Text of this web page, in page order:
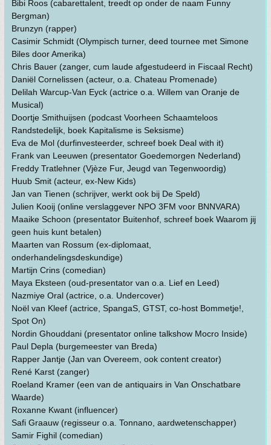
Bibi Roos (cabarettalent, treedt op onder de naam Funny
Bergman)
Brunzyn (rapper)
Casimir Schmidt (Olympisch turner, deed tournee met Simone
Biles door Amerika)
Chris Bauer (zanger, cum laude afgestudeerd in Fiscaal Recht)
Daniël Cornelissen (acteur, o.a. Chateau Promenade)
Delilah Warcup-Van Eyck (actrice o.a. Willem van Oranje de
Musical)
Doortje Smithuijsen (podcast Voorheen Schaamteloos
Randstedelijk, boek Kapitalisme is Seksisme)
Eva de Mol (durfinvesteerder, schreef boek Deal with it)
Frank van Leeuwen (presentator Goedemorgen Nederland)
Freddy Tratlehner (Vjèze Fur, Jeugd van Tegenwoordig)
Huub Smit (acteur, ex-New Kids)
Jan van Tienen (schrijver, werkt ook bij De Speld)
Julien Kooij (online verslaggever NPO 3FM voor BNNVARA)
Maaike Schoon (presentator Buitenhof, schreef boek Waarom jij
geen huis kunt betalen)
Maarten van Rossum (ex-diplomaat,
onderhandelingsdeskundige)
Martijn Crins (comedian)
Maya Eksteen (oud-presentator van o.a. Lief en Leed)
Nazmiye Oral (actrice, o.a. Undercover)
Noël van Kleef (actrice, SpangaS, GTST, co-host Bommetje!,
Spot On)
Nordin Ghouddani (presentator online talkshow Mocro Inside)
Paul Depla (burgemeester van Breda)
Rapper Jantje (Jan van Overeem, ook content creator)
René Karst (zanger)
Roeland Kramer (een van de antiquairs in Van Onschatbare
Waarde)
Roxanne Kwant (influencer)
Safi Graauw (regisseur o.a. Tonnano, aardwetenschapper)
Samir Fighil (comedian)